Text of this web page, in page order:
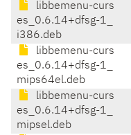
libbemenu-curs
es_0.6.14+dfsg-1_
i386.deb
libbemenu-curs
es_0.6.14+dfsg-1_
mips64el.deb
libbemenu-curs
es_0.6.14+dfsg-1_
mipsel.deb